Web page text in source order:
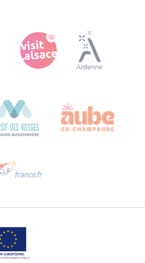
Grand Est
een e-mail